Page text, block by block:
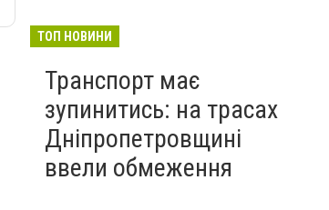
ТОП НОВИНИ
Транспорт має
зупинитись: на трасах
Дніпропетровщині
ввели обмеження